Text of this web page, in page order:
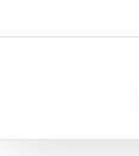
do